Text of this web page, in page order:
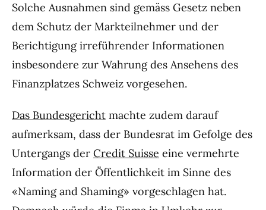
Solche Ausnahmen sind gemäss Gesetz neben
dem Schutz der Markteilnehmer und der
Berichtigung irreführender Informationen
insbesondere zur Wahrung des Ansehens des
Finanzplatzes Schweiz vorgesehen.
Das Bundesgericht machte zudem darauf
aufmerksam, dass der Bundesrat im Gefolge des
Untergangs der Credit Suisse eine vermehrte
Information der Öffentlichkeit im Sinne des
«Naming and Shaming» vorgeschlagen hat.